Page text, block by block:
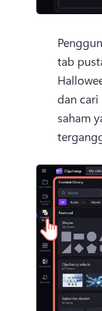
tab
dan
saham